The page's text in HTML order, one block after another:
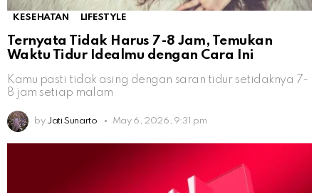
KESEHATAN LIFESTYLE
Ternyata Tidak Harus 7-8 Jam, Temukan
Waktu Tidur Idealmu dengan Cara Ini
Kamu pasti tidak asing dengan saran tidur setidaknya 7-
8 jam setiap malam
by Jati Sunarto May 6, 2026, 9:31 pm